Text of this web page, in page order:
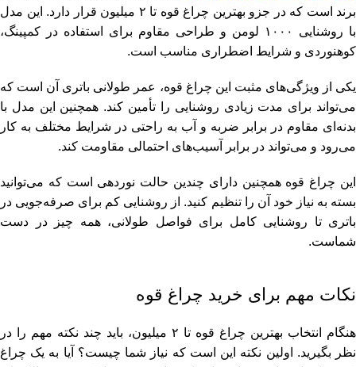
برند است که در جزو بهترین چراغ قوه تا ۲ میلیون قرار دارد. این مدل
با روشنایی ۱۰۰۰ لومن و طراحی مقاوم برای استفاده در کمپینگ،
کوهنوردی و شرایط اضطراری مناسب است.
یکی از ویژگی‌های مثبت این چراغ قوه، عمر طولانی باتری آن است که
می‌تواند برای مدت زیادی روشنایی را تأمین کند. همچنین این مدل با
بدنه‌ای مقاوم در برابر ضربه و آب به راحتی در شرایط مختلف به کار
می‌رود و می‌تواند در برابر آسیب‌های احتمالی مقاومت کند.
این چراغ قوه همچنین دارای چندین حالت نوردهی است که می‌توانید
بسته به نیاز خود آن را تنظیم کنید. از روشنایی کم برای صرفه‌جویی در
باتری تا روشنایی کامل برای فواصل طولانی، همه چیز در دست
شماست.
نکات مهم برای خرید چراغ قوه
هنگام انتخاب بهترین چراغ قوه تا ۲ میلیون، باید چند نکته مهم را در
نظر بگیرید. اولین نکته این است که نیاز شما چیست؟ آیا به یک چراغ